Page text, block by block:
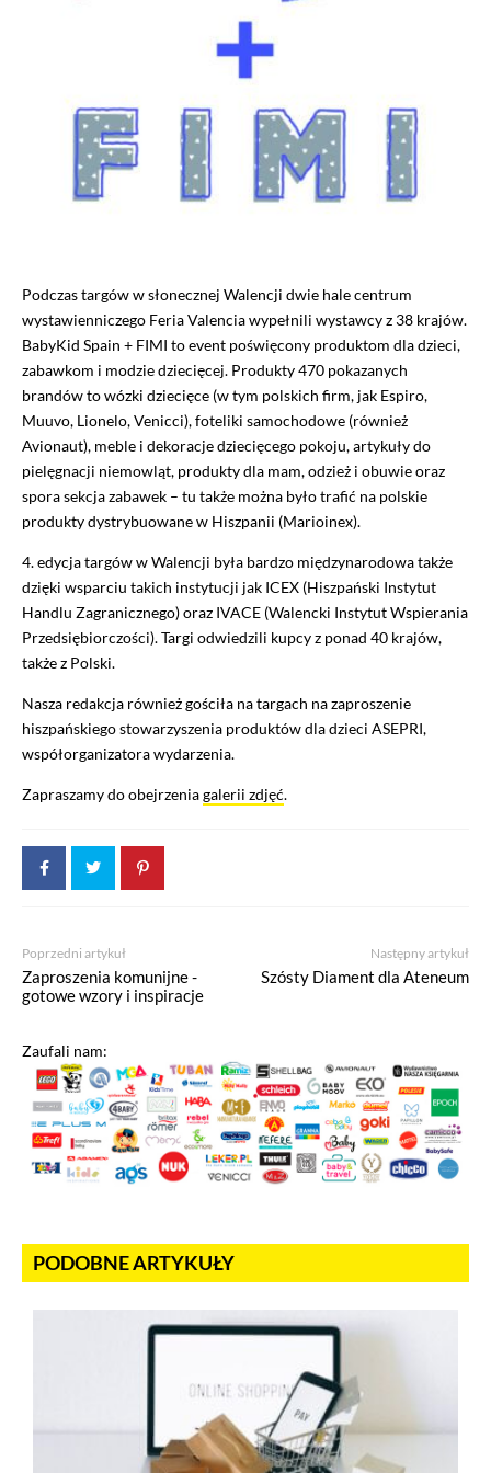
Podczas targów w słonecznej Walencji dwie hale centrum
wystawienniczego Feria Valencia wypełnili wystawcy z 38 krajów.
BabyKid Spain + FIMI to event poświęcony produktom dla dzieci,
zabawkom i modzie dziecięcej. Produkty 470 pokazanych
brandów to wózki dziecięce (w tym polskich firm, jak Espiro,
Muuvo, Lionelo, Venicci), foteliki samochodowe (również
Avionaut), meble i dekoracje dziecięcego pokoju, artykuły do
pielęgnacji niemowląt, produkty dla mam, odzież i obuwie oraz
spora sekcja zabawek – tu także można było trafić na polskie
produkty dystrybuowane w Hiszpanii (Marioinex).
4. edycja targów w Walencji była bardzo międzynarodowa także
dzięki wsparciu takich instytucji jak ICEX (Hiszpański Instytut
Handlu Zagranicznego) oraz IVACE (Walencki Instytut Wspierania
Przedsiębiorczości). Targi odwiedzili kupcy z ponad 40 krajów,
także z Polski.
Nasza redakcja również gościła na targach na zaproszenie
hiszpańskiego stowarzyszenia produktów dla dzieci ASEPRI,
współorganizatora wydarzenia.
Zapraszamy do obejrzeniagalerii zdjęć.
Poprzedni artykuł
Zaproszenia komunijne -
gotowe wzory i inspiracje
Następny artykuł
Szósty Diament dla Ateneum
Zaufali nam:
PODOBNE ARTYKUŁY